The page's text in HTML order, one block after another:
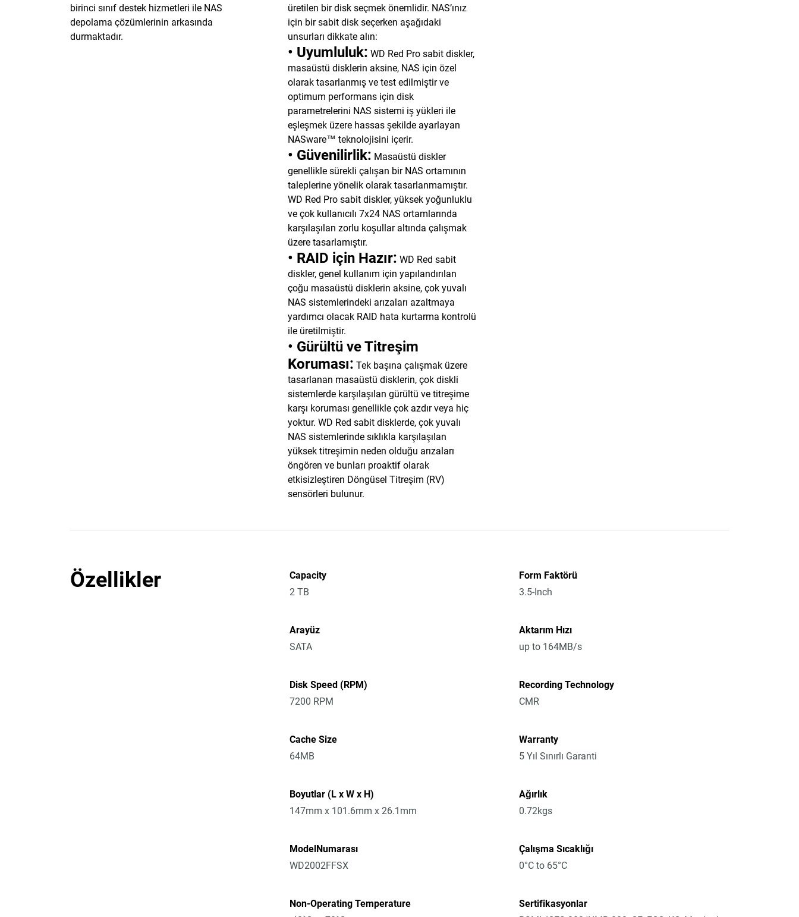
birinci sınıf destek hizmetleri ile NAS
depolama çözümlerinin arkasında
durmaktadır.
üretilen bir disk seçmek önemlidir. NAS’ınız
için bir sabit disk seçerken aşağıdaki
unsurları dikkate alın:
• Uyumluluk: WD Red Pro sabit diskler,
masaüstü disklerin aksine, NAS için özel
olarak tasarlanmış ve test edilmiştir ve
optimum performans için disk
parametrelerini NAS sistemi iş yükleri ile
eşleşmek üzere hassas şekilde ayarlayan
NASware™ teknolojisini içerir.
• Güvenilirlik: Masaüstü diskler
genellikle sürekli çalışan bir NAS ortamının
taleplerine yönelik olarak tasarlanmamıştır.
WD Red Pro sabit diskler, yüksek yoğunluklu
ve çok kullanıcılı 7x24 NAS ortamlarında
karşılaşılan zorlu koşullar altında çalışmak
üzere tasarlamıştır.
• RAID için Hazır: WD Red sabit
diskler, genel kullanım için yapılandırılan
çoğu masaüstü disklerin aksine, çok yuvalı
NAS sistemlerindeki arızaları azaltmaya
yardımcı olacak RAID hata kurtarma kontrolü
ile üretilmiştir.
• Gürültü ve Titreşim
Koruması: Tek başına çalışmak üzere
tasarlanan masaüstü disklerin, çok diskli
sistemlerde karşılaşılan gürültü ve titreşime
karşı koruması genellikle çok azdır veya hiç
yoktur. WD Red sabit disklerde, çok yuvalı
NAS sistemlerinde sıklıkla karşılaşılan
yüksek titreşimin neden olduğu arızaları
öngören ve bunları proaktif olarak
etkisizleştiren Döngüsel Titreşim (RV)
sensörleri bulunur.
Özellikler
Capacity
2 TB
Form Faktörü
3.5-Inch
Arayüz
SATA
Aktarım Hızı
up to 164MB/s
Disk Speed (RPM)
7200 RPM
Recording Technology
CMR
Cache Size
64MB
Warranty
5 Yıl Sınırlı Garanti
Boyutlar (L x W x H)
147mm x 101.6mm x 26.1mm
Ağırlık
0.72kgs
ModelNumarası
WD2002FFSX
Çalışma Sıcaklığı
0°C to 65°C
Non-Operating Temperature
Sertifikasyonlar